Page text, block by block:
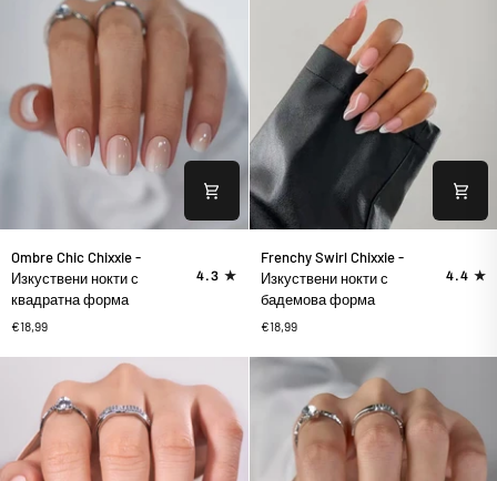
форма
Chic
Chixxie
-
Изкуствени
нокти
квадратна
форма
Ombre Chic Chixxie -
Изкуствени нокти с
квадратна форма
4.3
€18,99
Swirl
Chixxie
-
Изкуствени
нокти
бадемова
форма
Frenchy Swirl Chixxie -
Изкуствени нокти с
бадемова форма
4.4
€18,99